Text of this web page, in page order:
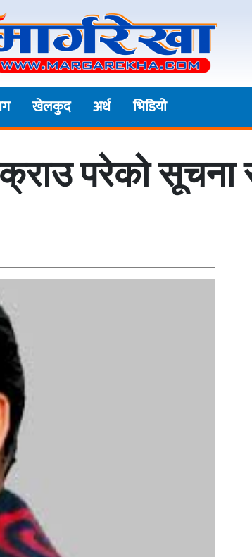
खेलकुद अर्थ भिडियाे
परेको